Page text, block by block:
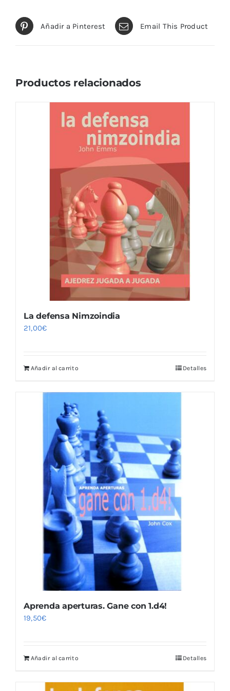
Añadir a Pinterest Email This Product
Productos relacionados
La defensa Nimzoindia
21,00€
Añadir al carrito Detalles
Aprenda aperturas. Gane con 1.d4!
19,50€
Añadir al carrito Detalles